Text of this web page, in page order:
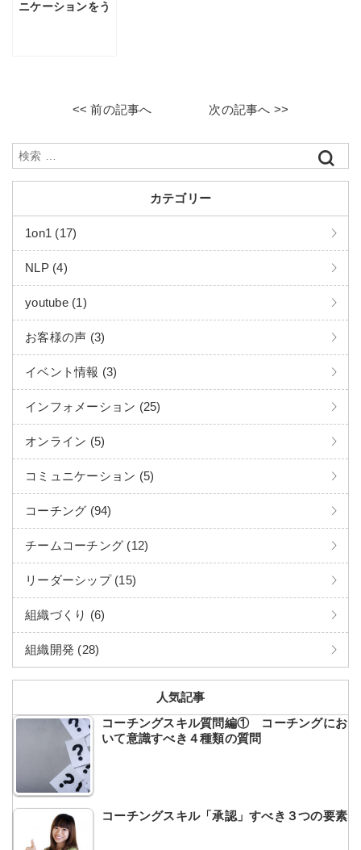
ニケーションをう
<< 前の記事へ 次の記事へ >>
カテゴリー
1on1 (17)
NLP (4)
youtube (1)
お客様の声 (3)
イベント情報 (3)
インフォメーション (25)
オンライン (5)
コミュニケーション (5)
コーチング (94)
チームコーチング (12)
リーダーシップ (15)
組織づくり (6)
組織開発 (28)
人気記事
コーチングスキル質問編① コーチングにお
いて意識すべき４種類の質問
コーチングスキル「承認」すべき３つの要素